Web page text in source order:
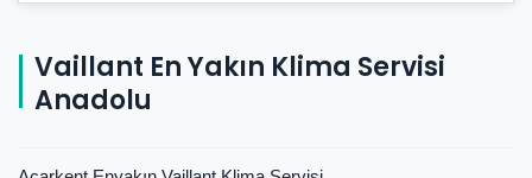
Vaillant En Yakın Klima Servisi
Anadolu